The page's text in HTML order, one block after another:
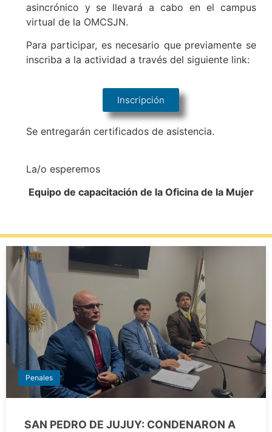
asincrónico y se llevará a cabo en el campus
virtual de la OMCSJN.
Para participar, es necesario que previamente se
inscriba a la actividad a través del siguiente link:
Inscripción
Se entregarán certificados de asistencia.
La/o esperemos
Equipo de capacitación de la Oficina de la Mujer
Penales
SAN PEDRO DE JUJUY: CONDENARON A